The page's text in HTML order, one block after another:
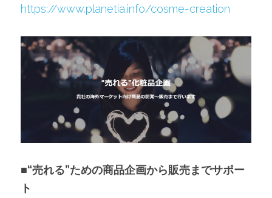
https://www.planetia.info/cosme-creation
■“売れる”ための商品企画から販売までサポー
ト